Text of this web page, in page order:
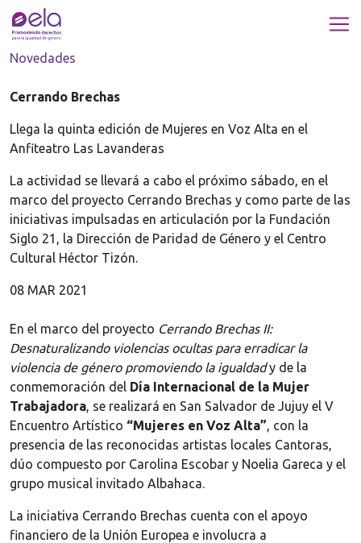
Novedades
Cerrando Brechas
Llega la quinta edición de Mujeres en Voz Alta en el
Anfiteatro Las Lavanderas
La actividad se llevará a cabo el próximo sábado, en el
marco del proyecto Cerrando Brechas y como parte de las
iniciativas impulsadas en articulación por la Fundación
Siglo 21, la Dirección de Paridad de Género y el Centro
Cultural Héctor Tizón.
08 MAR 2021
En el marco del proyecto Cerrando Brechas II:
Desnaturalizando violencias ocultas para erradicar la
violencia de género promoviendo la igualdady de la
conmemoración del Día Internacional de la Mujer
Trabajadora, se realizará en San Salvador de Jujuy el V
Encuentro Artístico “Mujeres en Voz Alta”, con la
presencia de las reconocidas artistas locales Cantoras,
dúo compuesto por Carolina Escobar y Noelia Gareca y el
grupo musical invitado Albahaca.
La iniciativa Cerrando Brechas cuenta con el apoyo
financiero de la Unión Europea e involucra a